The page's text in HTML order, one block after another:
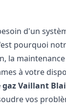
d'un
pourquoi
la
à votre
gaz Vaillant
vos